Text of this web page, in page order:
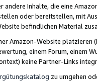
andere Inhalte, die eine
oder bereitstellen, mit
befindlichen Material
Amazon-Website
einem Forum, einem
keine Partner-Links
zu umgehen